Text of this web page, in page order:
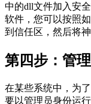
中的dll文件加入安
软件，您可以按照
到信任区，然后将
第四步：管
在某些系统中，为
要以管理员身份运